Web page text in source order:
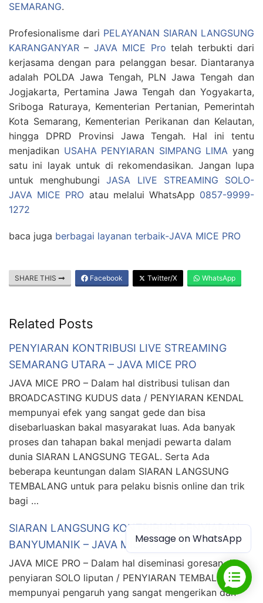
SEMARANG.
Profesionalisme dari PELAYANAN SIARAN LANGSUNG
KARANGANYAR – JAVA MICE Pro telah terbukti dari
kerjasama dengan para pelanggan besar. Diantaranya
adalah POLDA Jawa Tengah, PLN Jawa Tengah dan
Jogjakarta, Pertamina Jawa Tengah dan Yogyakarta,
Sriboga Raturaya, Kementerian Pertanian, Pemerintah
Kota Semarang, Kementerian Perikanan dan Kelautan,
hingga DPRD Provinsi Jawa Tengah. Hal ini tentu
menjadikan USAHA PENYIARAN SIMPANG LIMA yang
satu ini layak untuk di rekomendasikan. Jangan lupa
untuk menghubungiJASA LIVE STREAMING SOLO-
JAVA MICE PRO atau melalui WhatsApp 0857-9999-
1272
baca juga berbagai layanan terbaik-JAVA MICE PRO
SHARE THIS Facebook Twitter/X WhatsApp
Related Posts
PENYIARAN KONTRIBUSI LIVE STREAMING
SEMARANG UTARA – JAVA MICE PRO
JAVA MICE PRO – Dalam hal distribusi tulisan dan
BROADCASTING KUDUS data / PENYIARAN KENDAL
mempunyai efek yang sangat gede dan bisa
disebarluaskan bakal masyarakat luas. Ada banyak
proses dan tahapan bakal menjadi pewarta dalam
dunia SIARAN LANGSUNG TEGAL. Serta Ada
beberapa keuntungan dalam SIARAN LANGSUNG
TEMBALANG untuk para pelaku bisnis online dan trik
bagi …
SIARAN LANGSUNG KONTRIBUSI PENYIARAN
BANYUMANIK – JAVA MICE PRO
JAVA MICE PRO – Dalam hal diseminasi goresan dan
penyiaran SOLO liputan / PENYIARAN TEMBALANG
mempunyai pengaruh yang sangat mengerikan dan
Message on WhatsApp